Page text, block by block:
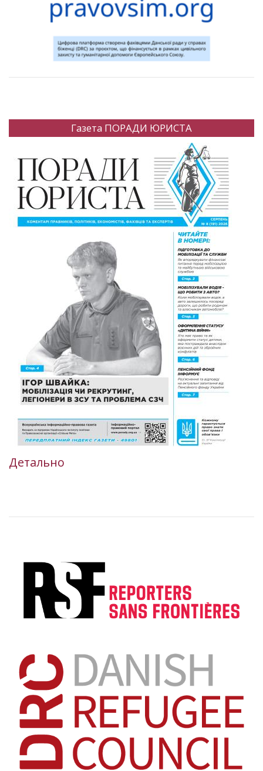
Газета ПОРАДИ ЮРИСТА
Детально